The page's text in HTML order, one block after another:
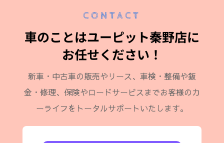
CONTACT
車のことはユーピット秦野店に
お任せください！
新車・中古車の販売やリース、車検・整備や鈑
金・修理、保険やロードサービスまでお客様のカ
ーライフをトータルサポートいたします。